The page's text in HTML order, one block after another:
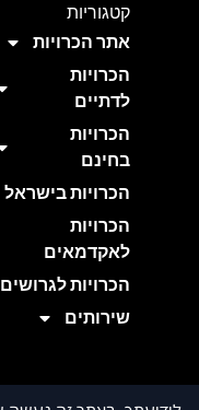
קטגוריות
אתר הכרויות
הכרויות
לדתיים
הכרויות
בחינם
הכרויות בישראל
הכרויות
לאקדמאים
הכרויות לגרושים
שירותים